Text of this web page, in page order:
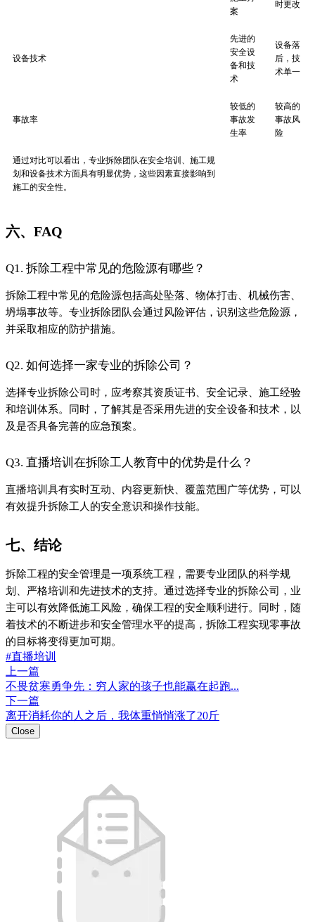
案
时更改
设备技术
先进的
安全设
备和技
术
设备落
后，技
术单一
事故率
较低的
事故发
生率
较高的
事故风
险
通过对比可以看出，专业拆除团队在安全培训、施工规
划和设备技术方面具有明显优势，这些因素直接影响到
施工的安全性。
六、FAQ
Q1. 拆除工程中常见的危险源有哪些？
拆除工程中常见的危险源包括高处坠落、物体打击、机械伤害、
坍塌事故等。专业拆除团队会通过风险评估，识别这些危险源，
并采取相应的防护措施。
Q2. 如何选择一家专业的拆除公司？
选择专业拆除公司时，应考察其资质证书、安全记录、施工经验
和培训体系。同时，了解其是否采用先进的安全设备和技术，以
及是否具备完善的应急预案。
Q3. 直播培训在拆除工人教育中的优势是什么？
直播培训具有实时互动、内容更新快、覆盖范围广等优势，可以
有效提升拆除工人的安全意识和操作技能。
七、结论
拆除工程的安全管理是一项系统工程，需要专业团队的科学规
划、严格培训和先进技术的支持。通过选择专业的拆除公司，业
主可以有效降低施工风险，确保工程的安全顺利进行。同时，随
着技术的不断进步和安全管理水平的提高，拆除工程实现零事故
的目标将变得更加可期。
#直播培训
上一篇
不畏贫寒勇争先：穷人家的孩子也能赢在起跑...
下一篇
离开消耗你的人之后，我体重悄悄涨了20斤
Close